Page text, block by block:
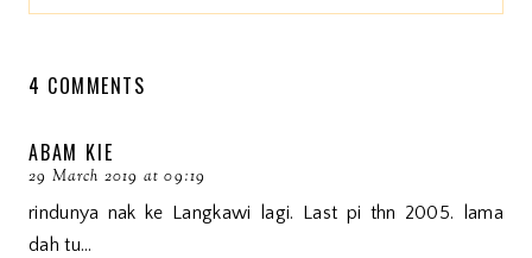
4 COMMENTS
ABAM KIE
29 March 2019 at 09:19
rindunya nak ke Langkawi lagi. Last pi thn 2005. lama
dah tu...